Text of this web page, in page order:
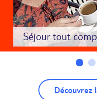
Séjour tout
Découvrez